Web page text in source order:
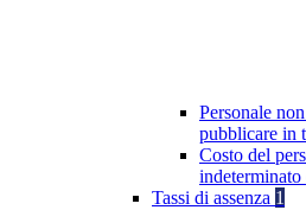
Personale
pubblicare in
Costo del
Tassi di assenza 1